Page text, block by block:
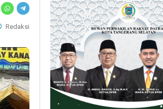
Redaksi